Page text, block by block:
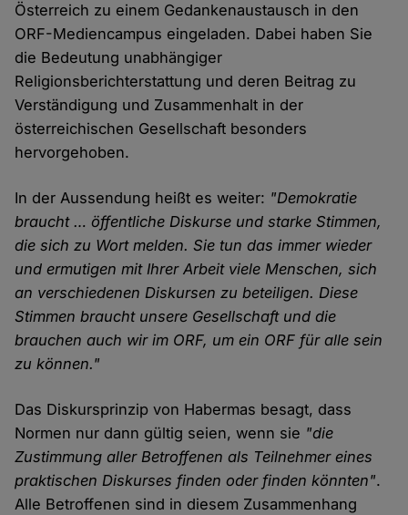
Österreich zu einem Gedankenaustausch in den
ORF-Mediencampus eingeladen. Dabei haben Sie
die Bedeutung unabhängiger
Religionsberichterstattung und deren Beitrag zu
Verständigung und Zusammenhalt in der
österreichischen Gesellschaft besonders
hervorgehoben.
In der Aussendung heißt es weiter: "Demokratie
braucht … öffentliche Diskurse und starke Stimmen,
die sich zu Wort melden. Sie tun das immer wieder
und ermutigen mit Ihrer Arbeit viele Menschen, sich
an verschiedenen Diskursen zu beteiligen. Diese
Stimmen braucht unsere Gesellschaft und die
brauchen auch wir im ORF, um ein ORF für alle sein
zu können."
Das Diskursprinzip von Habermas besagt, dass
Normen nur dann gültig seien, wenn sie "die
Zustimmung aller Betroffenen als Teilnehmer eines
praktischen Diskurses finden oder finden könnten".
Alle Betroffenen sind in diesem Zusammenhang